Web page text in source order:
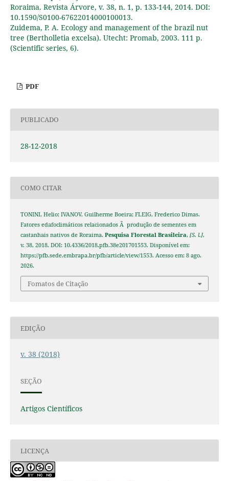
Roraima. Revista Árvore, v. 38, n. 1, p. 133-144, 2014. DOI:
10.1590/S0100-67622014000100013.
Zuidema, P. A. Ecology and management of the brazil nut
tree (Bertholletia excelsa). Utecht: Promab, 2003. 111 p.
(Scientific series, 6).
PDF
PUBLICADO
28-12-2018
COMO CITAR
TONINI, Helio; IVANOV, Guilherme Boeira; FLEIG, Frederico Dimas.
Fatores edafoclimáticos relacionados Ã produção de sementes em
castanhais nativos de Roraima. Pesquisa Florestal Brasileira, [S. l.],
v. 38, 2018. DOI: 10.4336/2018.pfb.38e201701553. Disponível em:
https://pfb.sede.embrapa.br/pfb/article/view/1553. Acesso em: 8 ago.
2026.
Fomatos de Citação
EDIÇÃO
v. 38 (2018)
SEÇÃO
Artigos Científicos
LICENÇA